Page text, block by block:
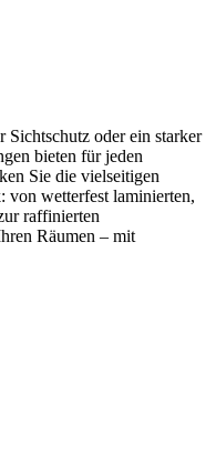
Sichtschutz oder ein starker
bieten für jeden
Sie die vielseitigen
von wetterfest laminierten,
raffinierten
Räumen – mit